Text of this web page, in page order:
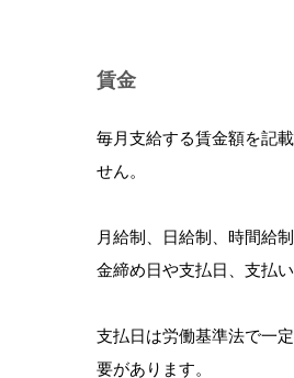
賃金
毎月支給する賃金額を記
せん。
月給制、日給制、時間給
金締め日や支払日、支払
支払日は労働基準法で一
要があります。